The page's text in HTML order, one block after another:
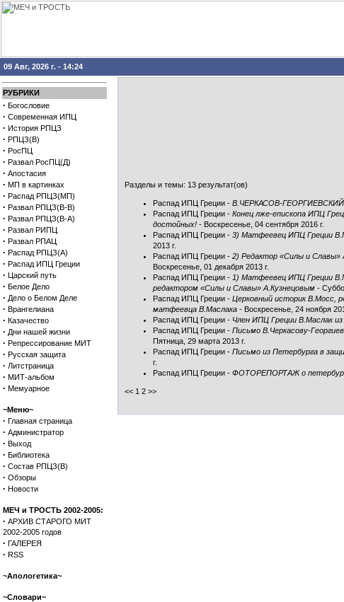
09 Авг, 2026 г. - 14:24
РУБРИКИ
· Богословие
· Современная ИПЦ
· История РПЦЗ
· РПЦЗ(В)
· РосПЦ
· Развал РосПЦ(Д)
· Апостасия
· МП в картинках
· Распад РПЦЗ(МП)
· Развал РПЦЗ(В-В)
· Развал РПЦЗ(В-А)
· Развал РИПЦ
· Развал РПАЦ
· Распад РПЦЗ(А)
· Распад ИПЦ Греции
· Царский путь
· Белое Дело
· Дело о Белом Деле
· Врангелиана
· Казачество
· Дни нашей жизни
· Репрессирование МИТ
· Русская защита
· Литстраница
· МИТ-альбом
· Мемуарное
~Меню~
· Главная страница
· Администратор
· Выход
· Библиотека
· Состав РПЦЗ(В)
· Обзоры
· Новости
МЕЧ и ТРОСТЬ 2002-2005:
· АРХИВ СТАРОГО МИТ
2002-2005 годов
· ГАЛЕРЕЯ
· RSS
~Апологетика~
~Словари~
Разделы и темы: 13 результат(ов)
Распад ИПЦ Греции - В.ЧЕРКАСОВ-
Распад ИПЦ Греции - Конец лже-епископа ИПЦ
достойных! - Воскресенье, 04 сентября 2016 г.
Распад ИПЦ Греции - 3) Матфеевец ИПЦ Греции
2013 г.
Распад ИПЦ Греции - 2) Редактор «Силы и Славы»
Воскресенье, 01 декабря 2013 г.
Распад ИПЦ Греции - 1) Матфеевец ИПЦ Греции
редактором «Силы и Славы» А.Кузнецовым -
Распад ИПЦ Греции - Церковный историк В.Мосс,
матфеевца В.Маслака - Воскресенье, 24 ноября
Распад ИПЦ Греции - Член ИПЦ Греции В.Маслак
Распад ИПЦ Греции - Письмо В.Черкасову-
Пятница, 29 марта 2013 г.
Распад ИПЦ Греции - Письмо из Петербурга в
г.
Распад ИПЦ Греции - ФОТОРЕПОРТАЖ о
<< 1 2 >>